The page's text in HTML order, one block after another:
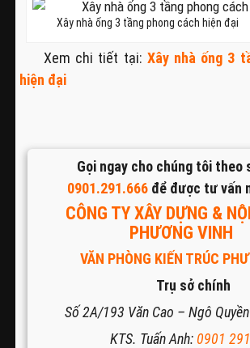
Xây nhà ống 3 tầng phong cách hiện đại
Xem chi tiết tại: Xây nhà ống 3
hiện đại
Gọi ngay cho chúng tôi theo
0901.291.666để được tư vấn
CÔNG TY XÂY DỰNG &
PHƯƠNG VINH
VĂN PHÒNG KIẾN TRÚC
Trụ sở chính
Số 2A/193 Văn Cao – Ngô
KTS. Tuấn Anh: 0901